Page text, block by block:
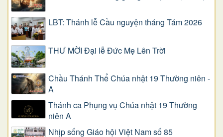
LBT: Thánh lễ Cầu nguyện tháng Tám 2026
THƯ MỜI Đại lễ Đức Mẹ Lên Trời
Chầu Thánh Thể Chúa nhật 19 Thường niên -
A
Thánh ca Phụng vụ Chúa nhật 19 Thường
niên A
Nhịp sống Giáo hội Việt Nam số 85